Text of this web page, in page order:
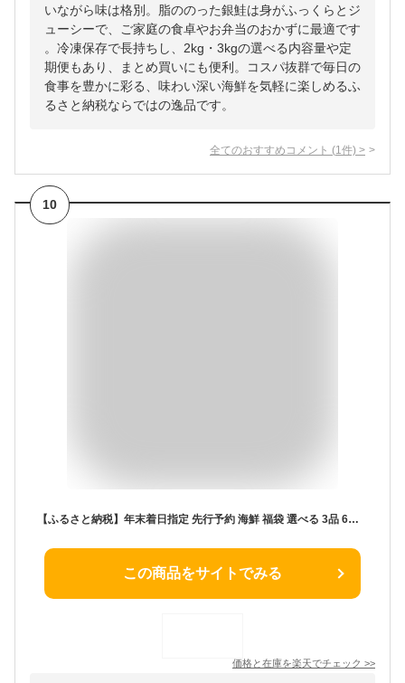
いながら味は格別。脂ののった銀鮭は身がふっくらとジ
ューシーで、ご家庭の食卓やお弁当のおかずに最適です
。冷凍保存で長持ちし、2kg・3kgの選べる内容量や定
期便もあり、まとめ買いにも便利。コスパ抜群で毎日の
食事を豊かに彩る、味わい深い海鮮を気軽に楽しめるふ
るさと納税ならではの逸品です。
全てのおすすめコメント (1 件) >
10
【ふるさと納税】年末着日指定 先行予約 海鮮 福袋 選べる 3品 6品 セット 定期便 ｜ 本マグロ 大トロ 中トロ うに いくら 漬けまぐろ ネギトロ まぐろ処一条 冷凍 魚 魚介 海鮮丼 まぐろ 刺身 人気 おすすめ イクラ醤油漬け 選べる配送月 年内配送可 指定日 年末にお届け
この商品をサイトでみる
価格と在庫を楽天でチェック >>